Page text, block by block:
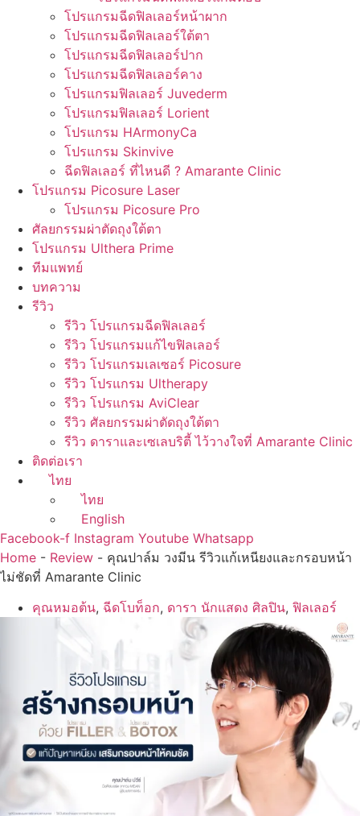
โปรแกรมฉีดฟิลเลอร์หน้าผาก
โปรแกรมฉีดฟิลเลอร์ใต้ตา
โปรแกรมฉีดฟิลเลอร์ปาก
โปรแกรมฉีดฟิลเลอร์คาง
โปรแกรมฟิลเลอร์ Juvederm
โปรแกรมฟิลเลอร์ Lorient
โปรแกรม HArmonyCa
โปรแกรม Skinvive
ฉีดฟิลเลอร์ ที่ไหนดี ? Amarante Clinic
โปรแกรม Picosure Laser
โปรแกรม Picosure Pro
ศัลยกรรมผ่าตัดถุงใต้ตา
โปรแกรม Ulthera Prime
ทีมแพทย์
บทความ
รีวิว
รีวิว โปรแกรมฉีดฟิลเลอร์
รีวิว โปรแกรมแก้ไขฟิลเลอร์
รีวิว โปรแกรมเลเซอร์ Picosure
รีวิว โปรแกรม Ultherapy
รีวิว โปรแกรม AviClear
รีวิว ศัลยกรรมผ่าตัดถุงใต้ตา
รีวิว ดาราและเซเลบริตี้ ไว้วางใจที่ Amarante Clinic
ติดต่อเรา
ไทย
ไทย
English
Facebook-f Instagram Youtube Whatsapp
Home - Review - คุณปาล์ม วงมีน รีวิวแก้เหนียงและกรอบหน้า
ไม่ชัดที่ Amarante Clinic
คุณหมอต้น, ฉีดโบท็อก, ดารา นักแสดง ศิลปิน, ฟิลเลอร์